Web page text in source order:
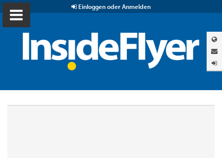
Einloggen oder Anmelden